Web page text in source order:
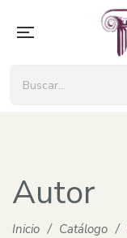
Autor
Inicio / Catálogo /